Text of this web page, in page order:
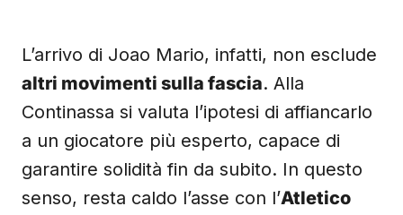
L’arrivo di Joao Mario, infatti, non esclude
altri movimenti sulla fascia. Alla
Continassa si valuta l’ipotesi di affiancarlo
a un giocatore più esperto, capace di
garantire solidità fin da subito. In questo
senso, resta caldo l’asse con l’Atletico